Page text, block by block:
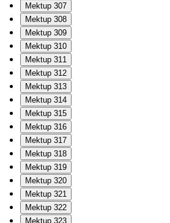
Mektup 307
Mektup 308
Mektup 309
Mektup 310
Mektup 311
Mektup 312
Mektup 313
Mektup 314
Mektup 315
Mektup 316
Mektup 317
Mektup 318
Mektup 319
Mektup 320
Mektup 321
Mektup 322
Mektup 323